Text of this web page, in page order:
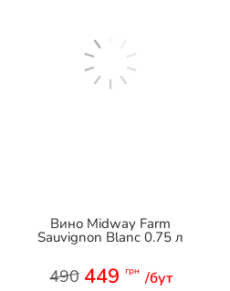
Вино Midway Farm
Sauvignon Blanc 0.75 л
490 449 грн /бут